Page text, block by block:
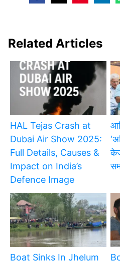
Related Articles
HAL Tejas Crash at
Dubai Air Show 2025:
Full Details, Causes &
Impact on India’s
Defence Image
Boat Sinks In Jhelum